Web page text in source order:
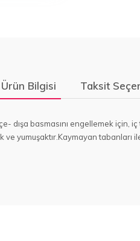
Ürün Bilgisi Taksit
dışa basmasını engellemek
ve yumuşaktır.Kaymayan